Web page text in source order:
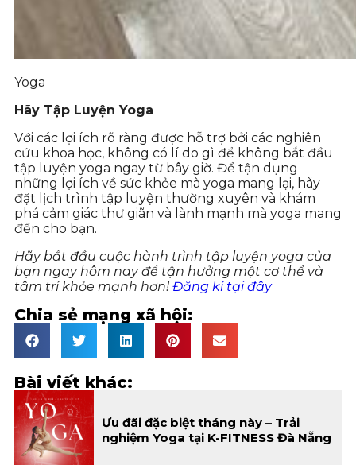
Yoga
Hãy Tập Luyện Yoga
Với các lợi ích rõ ràng được hỗ trợ bởi các nghiên
cứu khoa học, không có lí do gì để không bắt đầu
tập luyện yoga ngay từ bây giờ. Để tận dụng
những lợi ích về sức khỏe mà yoga mang lại, hãy
đặt lịch trình tập luyện thường xuyên và khám
phá cảm giác thư giãn và lành mạnh mà yoga mang
đến cho bạn.
Hãy bắt đầu cuộc hành trình tập luyện yoga của
bạn ngay hôm nay để tận hưởng một cơ thể và
tâm trí khỏe mạnh hơn! Đăng kí tại đây
Chia sẻ mạng xã hội:
Bài viết khác:
Ưu đãi đặc biệt tháng này – Trải
nghiệm Yoga tại K-FITNESS Đà Nẵng